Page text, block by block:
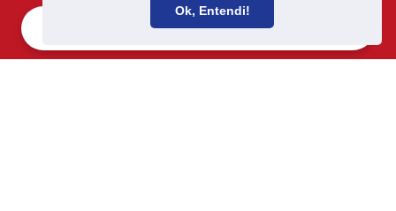
Ok, Entendi!
Receba notícias